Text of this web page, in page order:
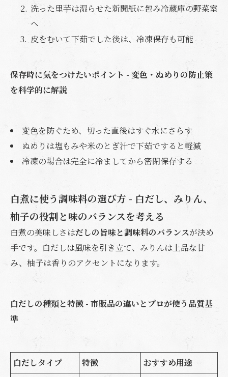
洗った里芋は湿らせた新聞紙に包み冷蔵庫の野菜室
へ
皮をむいて下茹でした後は、冷凍保存も可能
保存時に気をつけたいポイント - 変色・ぬめりの防止策
を科学的に解説
変色を防ぐため、切った直後はすぐ水にさらす
ぬめりは塩もみや米のとぎ汁で下茹ですると軽減
冷凍の場合は完全に冷ましてから密閉保存する
白煮に使う調味料の選び方 - 白だし、みりん、
柚子の役割と味のバランスを考える
白煮の美味しさはだしの旨味と調味料のバランスが決め
手です。白だしは風味を引き立て、みりんは上品な甘
み、柚子は香りのアクセントになります。
白だしの種類と特徴 - 市販品の違いとプロが使う品質基
準
白だしタイプ 特徴 おすすめ用途